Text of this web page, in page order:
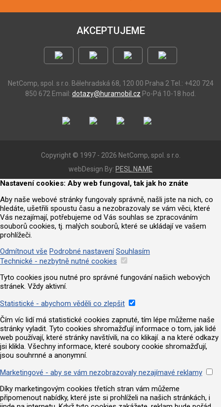
AKCEPTUJEME
NetComp, spol. s r.o. Bělehradská 68, 120 00 Praha 2 Tel.: +420 724
850 672 Email: dotazy@huramobil.cz Po-Pá 10-18 hod.
Copyright © 1997 - 2026 NetComp, spol. s r.o.
webDesign By: PESL.NAME
Nastavení cookies: Aby web fungoval, tak jak ho znáte
Aby naše webové stránky fungovaly správně, našli jste na nich, co
hledáte, ušetřili spoustu času a nezobrazovaly se vám věci, které
Vás nezajímají, potřebujeme od Vás souhlas se zpracováním
souborů cookies, tj. malých souborů, které se ukládají ve vašem
prohlížeči.
Odmítnout vše Podrobné nastavení Souhlasím
Technické - nezbytně nutné cookies
Tyto cookies jsou nutné pro správné fungování našich webových
stránek. Vždy aktivní.
Statistické - abychom věděli co zlepšit
Čím víc lidí má statistické cookies zapnuté, tím lépe můžeme naše
stránky vyladit. Tyto cookies shromažďují informace o tom, jak lidé
web používají, které stránky navštívili, na co klikají. a na které odkazy
jsi klikla. Všechny informace, které soubory cookie shromažďují,
jsou souhrnné a anonymní.
Marketingové - aby se vám nezobrazovaly nezajímavé reklamy
Díky marketingovým cookies třetích stran vám můžeme
připomenout nabídky, které jste si prohlíželi na našich stránkách, i